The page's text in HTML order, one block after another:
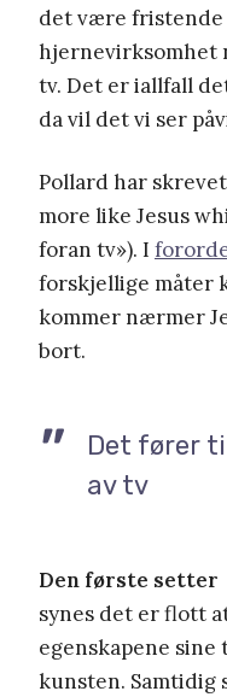
det være fristende
hjernevirksomhet
tv. Det er iallfall
da vil det vi ser
Pollard har
more like Jesus
foran tv»). I
forskjellige måter
kommer nærmer
bort.
Det fører
av tv
Den første setter
synes det er flott
egenskapene sine
kunsten. Samtidig